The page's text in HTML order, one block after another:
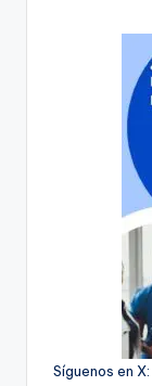
Síguenos en X: